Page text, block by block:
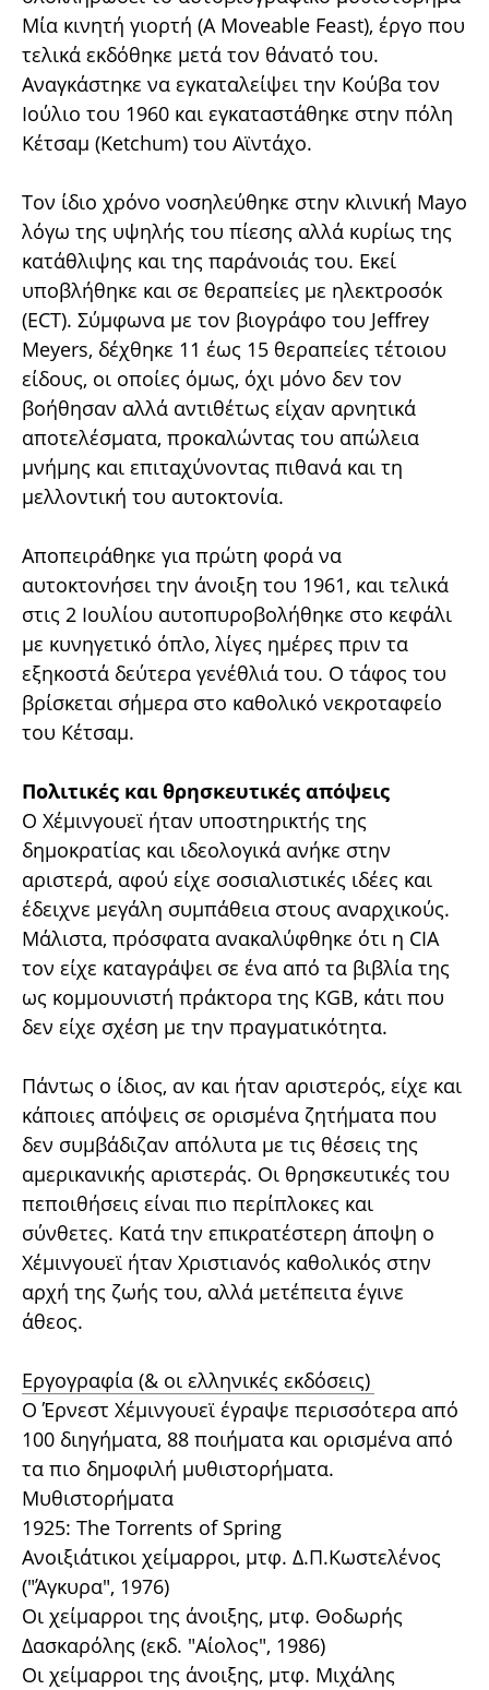
Μία κινητή γιορτή (A Moveable Feast), έργο που
τελικά εκδόθηκε μετά τον θάνατό του.
Αναγκάστηκε να εγκαταλείψει την Κούβα τον
Ιούλιο του 1960 και εγκαταστάθηκε στην πόλη
Κέτσαμ (Ketchum) του Αϊντάχο.
Τον ίδιο χρόνο νοσηλεύθηκε στην κλινική Mayo
λόγω της υψηλής του πίεσης αλλά κυρίως της
κατάθλιψης και της παράνοιάς του. Εκεί
υποβλήθηκε και σε θεραπείες με ηλεκτροσόκ
(ECT). Σύμφωνα με τον βιογράφο του Jeffrey
Meyers, δέχθηκε 11 έως 15 θεραπείες τέτοιου
είδους, οι οποίες όμως, όχι μόνο δεν τον
βοήθησαν αλλά αντιθέτως είχαν αρνητικά
αποτελέσματα, προκαλώντας του απώλεια
μνήμης και επιταχύνοντας πιθανά και τη
μελλοντική του αυτοκτονία.
Αποπειράθηκε για πρώτη φορά να
αυτοκτονήσει την άνοιξη του 1961, και τελικά
στις 2 Ιουλίου αυτοπυροβολήθηκε στο κεφάλι
με κυνηγετικό όπλο, λίγες ημέρες πριν τα
εξηκοστά δεύτερα γενέθλιά του. Ο τάφος του
βρίσκεται σήμερα στο καθολικό νεκροταφείο
του Κέτσαμ.
Πολιτικές και θρησκευτικές απόψεις
Ο Χέμινγουεϊ ήταν υποστηρικτής της
δημοκρατίας και ιδεολογικά ανήκε στην
αριστερά, αφού είχε σοσιαλιστικές ιδέες και
έδειχνε μεγάλη συμπάθεια στους αναρχικούς.
Μάλιστα, πρόσφατα ανακαλύφθηκε ότι η CIA
τον είχε καταγράψει σε ένα από τα βιβλία της
ως κομμουνιστή πράκτορα της KGB, κάτι που
δεν είχε σχέση με την πραγματικότητα.
Πάντως ο ίδιος, αν και ήταν αριστερός, είχε και
κάποιες απόψεις σε ορισμένα ζητήματα που
δεν συμβάδιζαν απόλυτα με τις θέσεις της
αμερικανικής αριστεράς. Οι θρησκευτικές του
πεποιθήσεις είναι πιο περίπλοκες και
σύνθετες. Κατά την επικρατέστερη άποψη ο
Χέμινγουεϊ ήταν Χριστιανός καθολικός στην
αρχή της ζωής του, αλλά μετέπειτα έγινε
άθεος.
Εργογραφία (& οι ελληνικές εκδόσεις)
Ο Έρνεστ Χέμινγουεϊ έγραψε περισσότερα από
100 διηγήματα, 88 ποιήματα και ορισμένα από
τα πιο δημοφιλή μυθιστορήματα.
Μυθιστορήματα
1925: The Torrents of Spring
Ανοιξιάτικοι χείμαρροι, μτφ. Δ.Π.Κωστελένος
("Άγκυρα", 1976)
Οι χείμαρροι της άνοιξης, μτφ. Θοδωρής
Δασκαρόλης (εκδ. "Αίολος", 1986)
Οι χείμαρροι της άνοιξης, μτφ. Μιχάλης